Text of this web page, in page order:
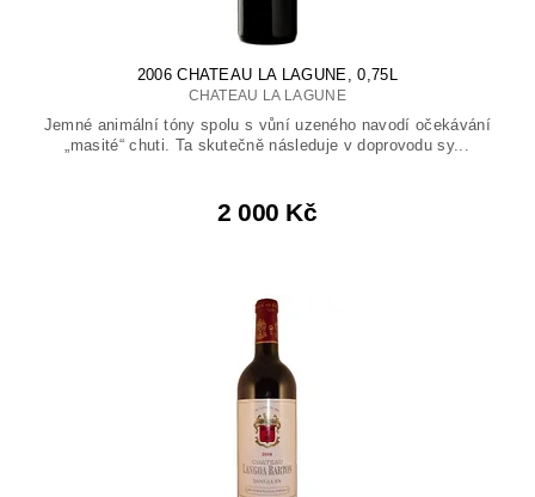
2006 CHATEAU LA LAGUNE, 0,75L
CHATEAU LA LAGUNE
Jemné animální tóny spolu s vůní uzeného navodí očekávání
„masité“ chuti. Ta skutečně následuje v doprovodu sy...
2 000 Kč